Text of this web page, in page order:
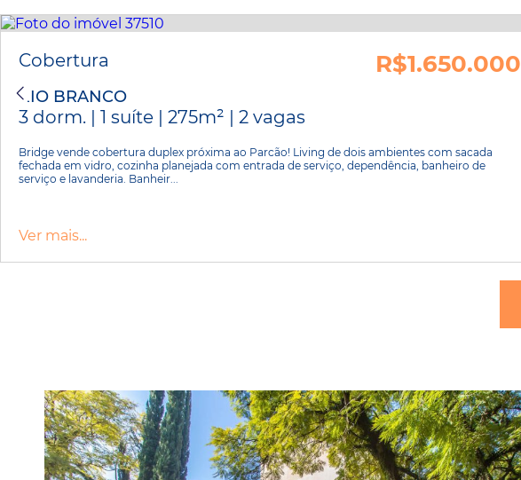
Cobertura R$1.650.000
RIO BRANCO
3 dorm. | 1 suíte | 275m² | 2 vagas
Bridge vende cobertura duplex próxima ao Parcão! Living de dois ambientes com sacada
fechada em vidro, cozinha planejada com entrada de serviço, dependência, banheiro de
serviço e lavanderia. Banheir...
Ver mais...